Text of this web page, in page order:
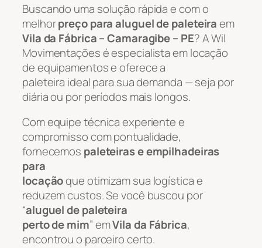
Buscando uma solução rápida e com o
melhorpreço para aluguel de paleteiraem
Vila da Fábrica – Camaragibe – PE? A Wil
Movimentações é especialista em locação
de equipamentos e oferece a
paleteira ideal para sua demanda — seja por
diária ou por períodos mais longos.
Com equipe técnica experiente e
compromisso com pontualidade,
fornecemos paleteiras e empilhadeiras
para
locaçãoque otimizam sua logística e
reduzem custos. Se você buscou por
“aluguel de paleteira
perto de mim” emVila da Fábrica,
encontrou o parceiro certo.